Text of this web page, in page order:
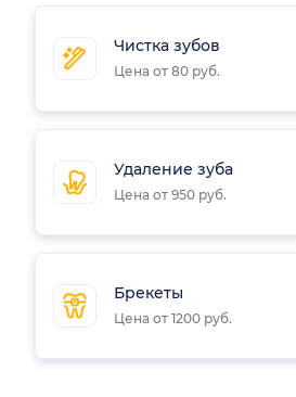
Чистка зубов
Цена от 80 руб.
Удаление зуба
Цена от 950 руб.
Брекеты
Цена от 1200 руб.